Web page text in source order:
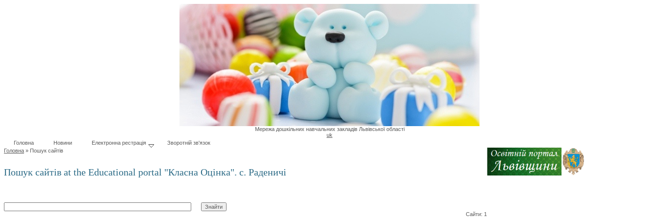
Мережа дошкільних навчальних закладів Львівської області
uk
Головна
Новини Електронна рестрація
Зворотній зв'язок
Головна » Пошук сайтів
Пошук сайтів at the Educational portal "Класна Оцінка". с. Раденичі
Сайти: 1